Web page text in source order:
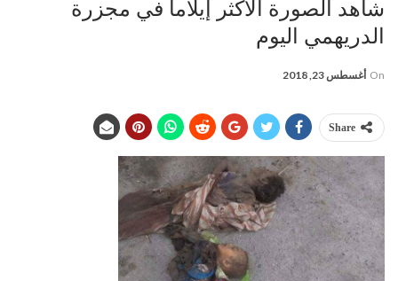
شاهد الصورة الأكثر إيلاما في مجزرة
الدريهمي اليوم
On أغسطس 23, 2018
Share